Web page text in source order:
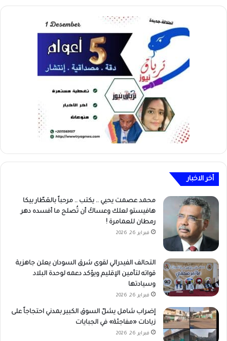
أخر الاخبار
محمد عصمت يحيي .. يكتب .. مرحباً بالعَطّار بيكا
هافيستو لعلك وعساكَ أن تُصلح ما أفسده دهر
رمطان للعمامرة !
فبراير 26, 2026
التحالف الفيدرالي لقوى شرق السودان يعلن جاهزية
قواته لتأمين الإقليم ويؤكد دعمه لوحدة البلاد
وسيادتها
فبراير 26, 2026
إضراب شامل يشلّ السوق الكبير بمدني احتجاجاً على
زيادات «مفاجئة» في الجبايات
فبراير 26, 2026